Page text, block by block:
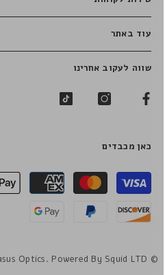
עוד באתר
שווה לעקוב אחרינו
כאן מכבדים
שיטות
תשלום
© Pegasus Optics. Powered By Squid LTD